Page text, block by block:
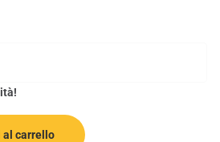
al carrello